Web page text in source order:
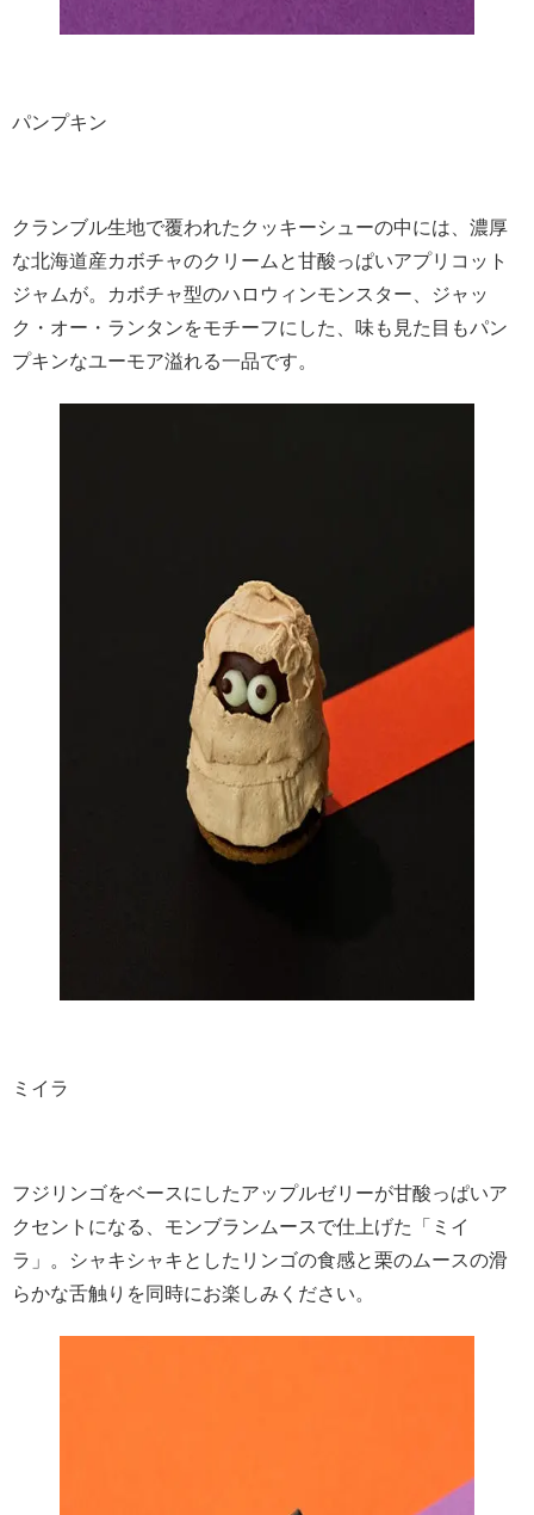
パンプキン
クランブル生地で覆われたクッキーシューの中には、濃厚
な北海道産カボチャのクリームと甘酸っぱいアプリコット
ジャムが。カボチャ型のハロウィンモンスター、ジャッ
ク・オー・ランタンをモチーフにした、味も見た目もパン
プキンなユーモア溢れる一品です。
ミイラ
フジリンゴをベースにしたアップルゼリーが甘酸っぱいア
クセントになる、モンブランムースで仕上げた「ミイ
ラ」。シャキシャキとしたリンゴの食感と栗のムースの滑
らかな舌触りを同時にお楽しみください。